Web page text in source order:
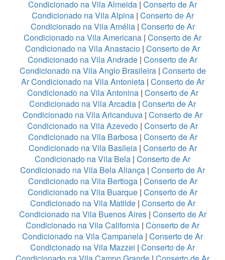
Condicionado na Vila Almeida | Conserto de Ar
Condicionado na Vila Alpina | Conserto de Ar
Condicionado na Vila Amélia | Conserto de Ar
Condicionado na Vila Americana | Conserto de Ar
Condicionado na Vila Anastacio | Conserto de Ar
Condicionado na Vila Andrade | Conserto de Ar
Condicionado na Vila Anglo Brasileira| Conserto de
Ar Condicionado na Vila Antonieta| Conserto de Ar
Condicionado na Vila Antonina| Conserto de Ar
Condicionado na Vila Arcadia | Conserto de Ar
Condicionado na Vila Aricanduva | Conserto de Ar
Condicionado na Vila Azevedo | Conserto de Ar
Condicionado na Vila Barbosa| Conserto de Ar
Condicionado na Vila Basileia| Conserto de Ar
Condicionado na Vila Bela | Conserto de Ar
Condicionado na Vila Bela Aliança | Conserto de Ar
Condicionado na Vila Bertioga| Conserto de Ar
Condicionado na Vila Buarque | Conserto de Ar
Condicionado na Vila Matilde| Conserto de Ar
Condicionado na Vila Buenos Aires| Conserto de Ar
Condicionado na Vila California | Conserto de Ar
Condicionado na Vila Campanela | Conserto de Ar
Condicionado na Vila Mazzei | Conserto de Ar